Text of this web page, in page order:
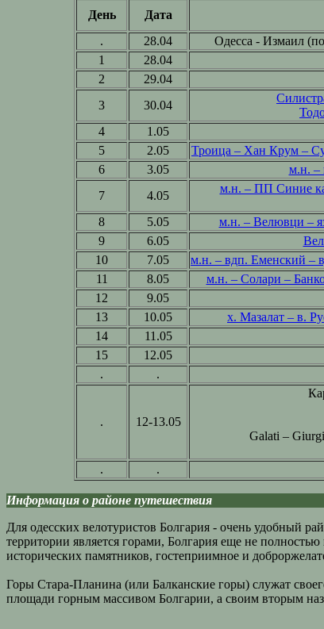
День Дата
.
28.04 Одесса - Измаил
1
28.04
2
29.04
3
30.04
4
1.05
5
2.05 Троица – Хан Крум –
6
3.05 м.н. –
7
4.05
м.н. – ПП Синие
8
5.05 м.н. – Велювци –
9
6.05
10
7.05 м.н. – вдп. Еменский –
11
8.05 м.н. – Солари –
12
9.05
13
10.05 х. Мазалат – в.
14
11.05
15
12.05
.
.
. 12-13.05
Galati –
. .
Информация о районе путешествия
Для одесских велотуристов Болгария - очень удобный
территории является горами, Болгария еще не
исторических памятников, гостеприимное и
Горы Стара-Планина (или Балканские горы) служат
площади горным массивом Болгарии, а своим вторым